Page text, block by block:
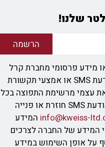
שלנו!
הרשמה
מידע פרסומי מחברת קרל
וייס בע"מ באמצעות דוא"ל, הודעת SMS או אמצעי תקשורת
את עצמי מרשימת התפוצה בכל
עת באמצעות קישור להסרה, הודעת SMS חוזרת או פנייה
info@kweiss- המידע
המידע של החברה לצרכים
על אופן השימוש במידע